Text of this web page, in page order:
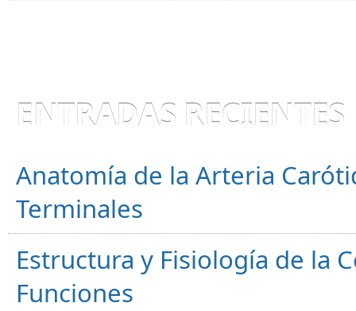
ENTRADAS RECIENTES
Anatomía de la Arteria
Terminales
Estructura y Fisiología de la
Funciones